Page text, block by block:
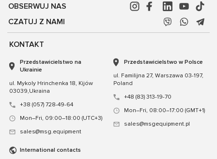
OBSERWUJ NAS
CZATUJ Z NAMI
KONTAKT
Przedstawicielstwo na
Ukrainie
ul. Mykoly Hrinchenka 18, Kijów
03039,Ukraina
+38 (057) 728-49-64
Mon–Fri, 09:00–18:00 (UTC+3)
sales@msg.equipment
Przedstawicielstwo w Polsce
ul. Familijna 27, Warszawa 03-197,
Poland
+48 (83) 313-19-70
Mon–Fri, 08:00–17:00 (GMT+1)
sales@msgequipment.pl
International contacts